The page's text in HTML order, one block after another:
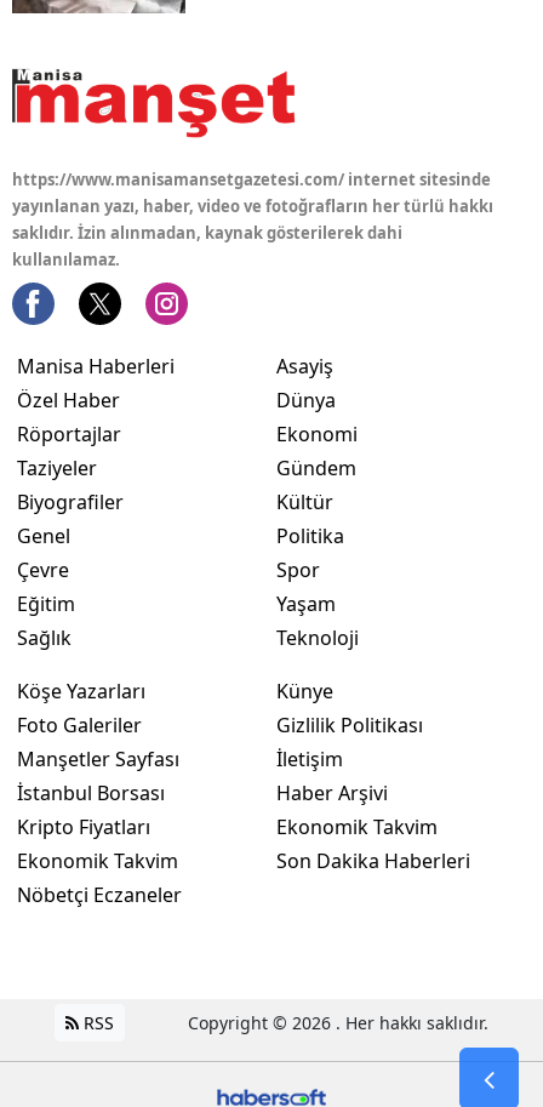
https://www.manisamansetgazetesi.com/ internet sitesinde
yayınlanan yazı, haber, video ve fotoğrafların her türlü hakkı
saklıdır. İzin alınmadan, kaynak gösterilerek dahi
kullanılamaz.
Manisa Haberleri
Özel Haber
Röportajlar
Taziyeler
Biyografiler
Genel
Çevre
Eğitim
Sağlık
Asayiş
Dünya
Ekonomi
Gündem
Kültür
Politika
Spor
Yaşam
Teknoloji
Köşe Yazarları
Foto Galeriler
Manşetler Sayfası
İstanbul Borsası
Kripto Fiyatları
Ekonomik Takvim
Nöbetçi Eczaneler
Künye
Gizlilik Politikası
İletişim
Haber Arşivi
Ekonomik Takvim
Son Dakika Haberleri
RSS Copyright © 2026 . Her hakkı saklıdır.